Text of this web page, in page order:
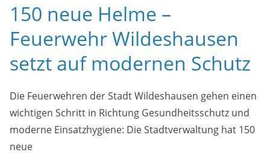
150 neue Helme –
Feuerwehr Wildeshausen
setzt auf modernen Schutz
Die Feuerwehren der Stadt Wildeshausen gehen einen
wichtigen Schritt in Richtung Gesundheitsschutz und
moderne Einsatzhygiene: Die Stadtverwaltung hat 150
neue